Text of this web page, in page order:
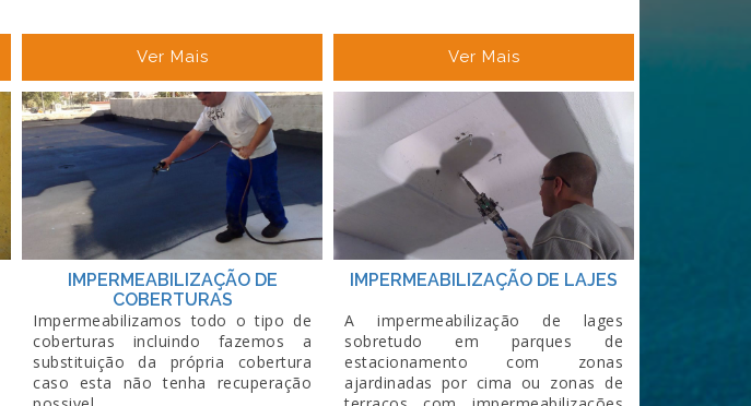
Ver Mais Ver Mais
IMPERMEABILIZAÇÃO DE
COBERTURAS
Impermeabilizamos todo o tipo de
coberturas incluindo fazemos a
substituição da própria cobertura
caso esta não tenha recuperação
IMPERMEABILIZAÇÃO DE LAJES
A impermeabilização de lages
sobretudo em parques de
estacionamento com zonas
ajardinadas por cima ou zonas de